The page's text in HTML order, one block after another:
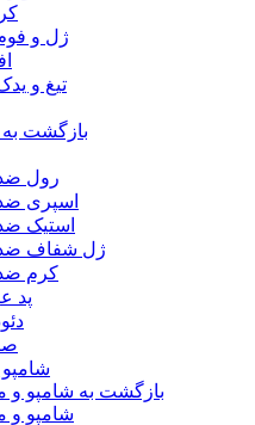
ژل و
تیغ و
بازگشت
رول
اسپری
استیک
ژل شفاف ضد
کرم
پد
بازگشت به شامپو و
شامپو و